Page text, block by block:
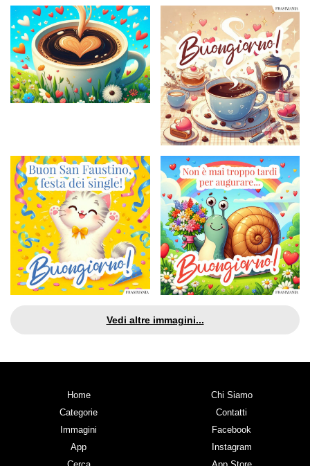
Vedi altre immagini...
Home
Categorie
Immagini
App
Chi Siamo
Contatti
Facebook
Instagram